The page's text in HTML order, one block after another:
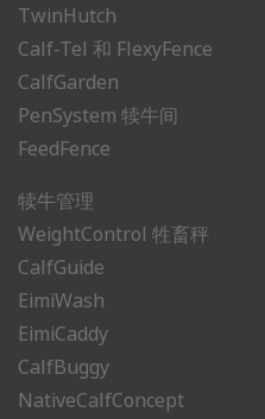
TwinHutch
Calf-Tel 和 FlexyFence
CalfGarden
PenSystem 犊牛间
FeedFence
犊牛管理
WeightControl 牲畜秤
CalfGuide
EimiWash
EimiCaddy
CalfBuggy
NativeCalfConcept